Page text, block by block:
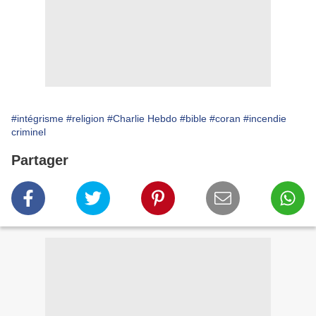
#intégrisme #religion #Charlie Hebdo #bible #coran #incendie
criminel
Partager